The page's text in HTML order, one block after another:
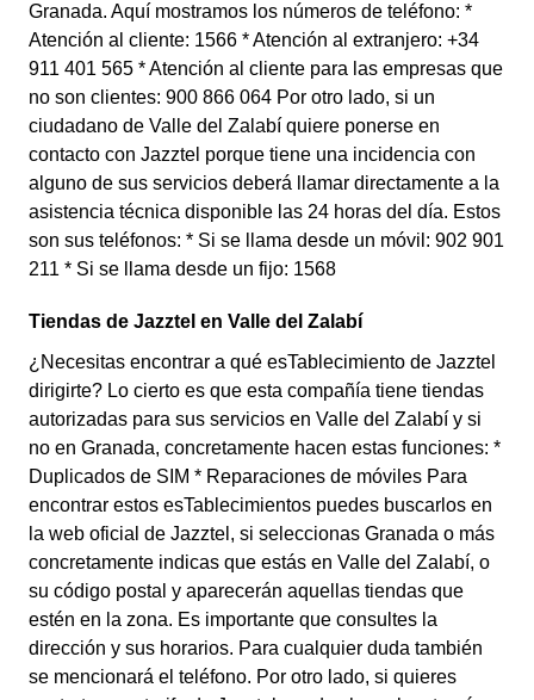
Granada. Aquí mostramos los números de teléfono: *
Atención al cliente: 1566 * Atención al extranjero: +34
911 401 565 * Atención al cliente para las empresas que
no son clientes: 900 866 064 Por otro lado, si un
ciudadano de Valle del Zalabí quiere ponerse en
contacto con Jazztel porque tiene una incidencia con
alguno de sus servicios deberá llamar directamente a la
asistencia técnica disponible las 24 horas del día. Estos
son sus teléfonos: * Si se llama desde un móvil: 902 901
211 * Si se llama desde un fijo: 1568
Tiendas de Jazztel en Valle del Zalabí
¿Necesitas encontrar a qué esTablecimiento de Jazztel
dirigirte? Lo cierto es que esta compañía tiene tiendas
autorizadas para sus servicios en Valle del Zalabí y si
no en Granada, concretamente hacen estas funciones: *
Duplicados de SIM * Reparaciones de móviles Para
encontrar estos esTablecimientos puedes buscarlos en
la web oficial de Jazztel, si seleccionas Granada o más
concretamente indicas que estás en Valle del Zalabí, o
su código postal y aparecerán aquellas tiendas que
estén en la zona. Es importante que consultes la
dirección y sus horarios. Para cualquier duda también
se mencionará el teléfono. Por otro lado, si quieres